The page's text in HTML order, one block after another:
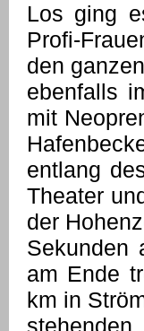
Los ging
Profi-
den
ebenfalls
mit
entlang
Theater
der
Sekunden
am Ende
km in